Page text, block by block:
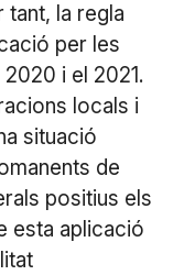
tant, la regla
per les
i el 2021.
locals i
situació
de
positius els
esta aplicació